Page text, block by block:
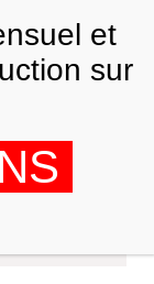
et
sur